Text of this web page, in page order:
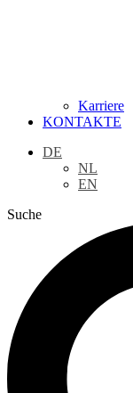
Karriere
KONTAKTE
DE
NL
EN
Suche